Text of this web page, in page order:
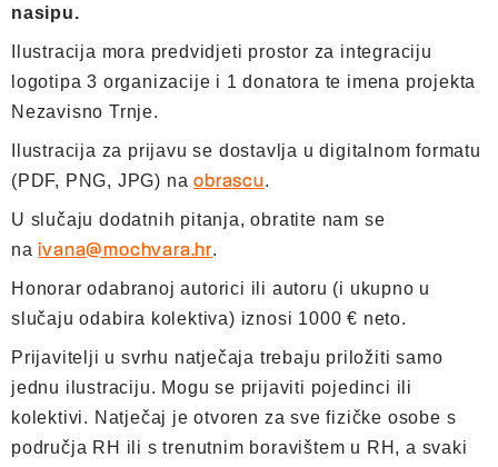
nasipu.
Ilustracija mora predvidjeti prostor za integraciju
logotipa 3 organizacije i 1 donatora te imena projekta
Nezavisno Trnje.
Ilustracija za prijavu se dostavlja u digitalnom formatu
(PDF, PNG, JPG) naobrascu.
U slučaju dodatnih pitanja, obratite nam se
naivana@mochvara.hr.
Honorar odabranoj autorici ili autoru (i ukupno u
slučaju odabira kolektiva) iznosi 1000 € neto.
Prijavitelji u svrhu natječaja trebaju priložiti samo
jednu ilustraciju. Mogu se prijaviti pojedinci ili
kolektivi. Natječaj je otvoren za sve fizičke osobe s
područja RH ili s trenutnim boravištem u RH, a svaki